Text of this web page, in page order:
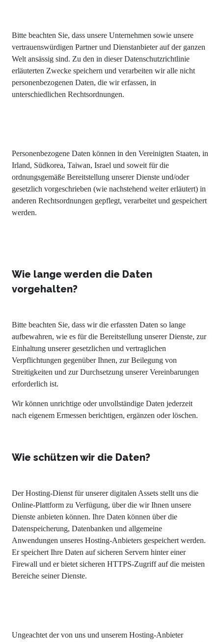
Bitte beachten Sie, dass unsere Unternehmen sowie unsere
vertrauenswürdigen Partner und Dienstanbieter auf der ganzen
Welt ansässig sind. Zu den in dieser Datenschutzrichtlinie
erläuterten Zwecke speichern und verarbeiten wir alle nicht
personenbezogenen Daten, die wir erfassen, in
unterschiedlichen Rechtsordnungen.
Personenbezogene Daten können in den Vereinigten Staaten, in
Irland, Südkorea, Taiwan, Israel und soweit für die
ordnungsgemäße Bereitstellung unserer Dienste und/oder
gesetzlich vorgeschrieben (wie nachstehend weiter erläutert) in
anderen Rechtsordnungen gepflegt, verarbeitet und gespeichert
werden.
Wie lange werden die Daten
vorgehalten?
Bitte beachten Sie, dass wir die erfassten Daten so lange
aufbewahren, wie es für die Bereitstellung unserer Dienste, zur
Einhaltung unserer gesetzlichen und vertraglichen
Verpflichtungen gegenüber Ihnen, zur Beilegung von
Streitigkeiten und zur Durchsetzung unserer Vereinbarungen
erforderlich ist.
Wir können unrichtige oder unvollständige Daten jederzeit
nach eigenem Ermessen berichtigen, ergänzen oder löschen.
Wie schützen wir die Daten?
Der Hosting-Dienst für unserer digitalen Assets stellt uns die
Online-Plattform zu Verfügung, über die wir Ihnen unsere
Dienste anbieten können. Ihre Daten können über die
Datenspeicherung, Datenbanken und allgemeine
Anwendungen unseres Hosting-Anbieters gespeichert werden.
Er speichert Ihre Daten auf sicheren Servern hinter einer
Firewall und er bietet sicheren HTTPS-Zugriff auf die meisten
Bereiche seiner Dienste.
Ungeachtet der von uns und unserem Hosting-Anbieter